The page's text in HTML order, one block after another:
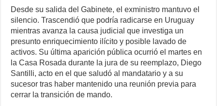
Desde su salida del Gabinete, el exministro mantuvo el
silencio. Trascendió que podría radicarse en Uruguay
mientras avanza la causa judicial que investiga un
presunto enriquecimiento ilícito y posible lavado de
activos. Su última aparición pública ocurrió el martes en
la Casa Rosada durante la jura de su reemplazo, Diego
Santilli, acto en el que saludó al mandatario y a su
sucesor tras haber mantenido una reunión previa para
cerrar la transición de mando.